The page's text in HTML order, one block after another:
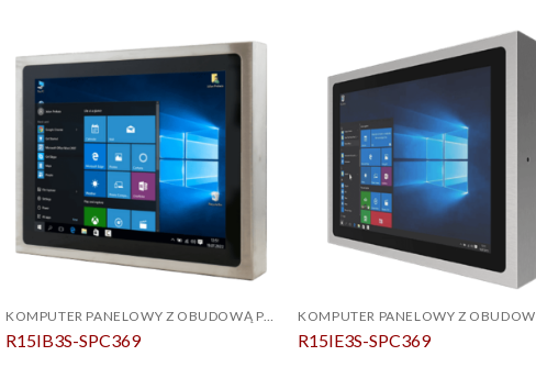
R15IB3S-SPC369 R15IE3S-SPC369